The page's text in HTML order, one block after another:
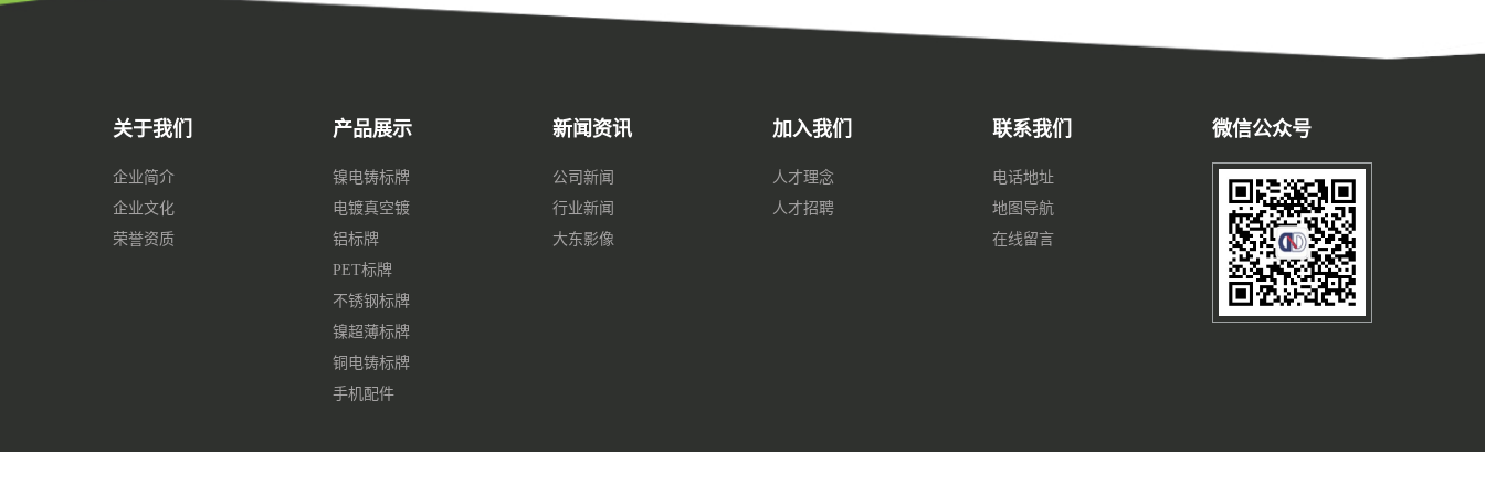
关于我们
企业简介
企业文化
荣誉资质
产品展示
镍电铸标牌
电镀真空镀
铝标牌
PET标牌
不锈钢标牌
镍超薄标牌
铜电铸标牌
手机配件
新闻资讯
公司新闻
行业新闻
大东影像
加入我们
人才理念
人才招聘
联系我们
电话地址
地图导航
在线留言
微信公众号